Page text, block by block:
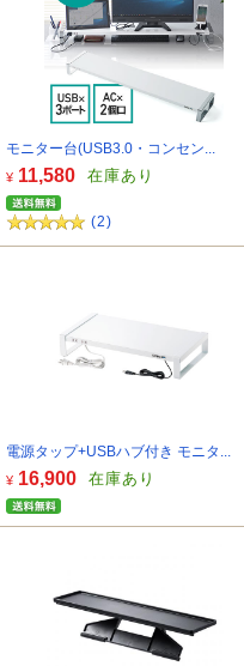
モニター台(USB3.0・コンセン...
¥ 11,580 在庫あり
(2)
電源タップ+USBハブ付き モニタ...
¥ 16,900 在庫あり